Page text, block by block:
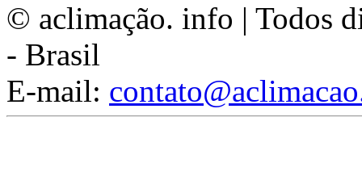
© aclimação. info | Todos
- Brasil
E-mail: